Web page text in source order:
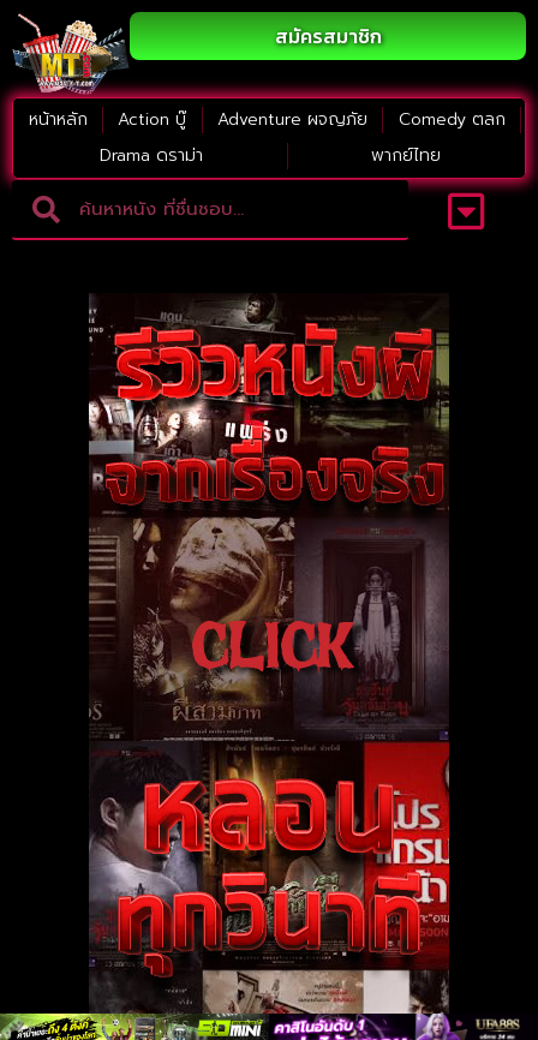
สมัครสมาชิก
หน้าหลัก Action บู๊ Adventure ผจญภัย
Comedy ตลก
Drama ดราม่า
พากย์ไทย